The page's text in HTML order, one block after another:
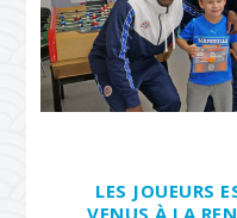
LES JOUEURS
VENUS À LA